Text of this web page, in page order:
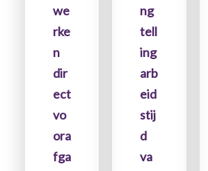
we
rke
n
dir
ect
vo
ora
fga
ng
tell
ing
arb
eid
stij
d
va